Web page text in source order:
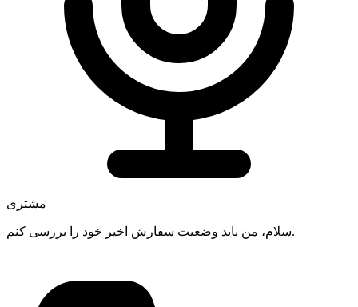
مشتری
سلام، من باید وضعیت سفارش اخیر خود را بررسی کنم.